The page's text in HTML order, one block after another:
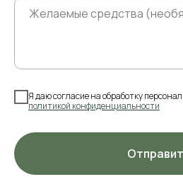
Я даю согласие на обработку
политикой конфиденциальности